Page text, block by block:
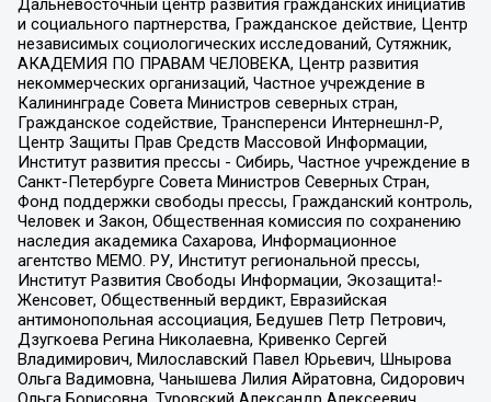
Дальневосточный центр развития гражданских инициатив
и социального партнерства, Гражданское действие, Центр
независимых социологических исследований, Сутяжник,
АКАДЕМИЯ ПО ПРАВАМ ЧЕЛОВЕКА, Центр развития
некоммерческих организаций, Частное учреждение в
Калининграде Совета Министров северных стран,
Гражданское содействие, Трансперенси Интернешнл-Р,
Центр Защиты Прав Средств Массовой Информации,
Институт развития прессы - Сибирь, Частное учреждение в
Санкт-Петербурге Совета Министров Северных Стран,
Фонд поддержки свободы прессы, Гражданский контроль,
Человек и Закон, Общественная комиссия по сохранению
наследия академика Сахарова, Информационное
агентство МЕМО. РУ, Институт региональной прессы,
Институт Развития Свободы Информации, Экозащита!-
Женсовет, Общественный вердикт, Евразийская
антимонопольная ассоциация, Бедушев Петр Петрович,
Дзугкоева Регина Николаевна, Кривенко Сергей
Владимирович, Милославский Павел Юрьевич, Шнырова
Ольга Вадимовна, Чанышева Лилия Айратовна, Сидорович